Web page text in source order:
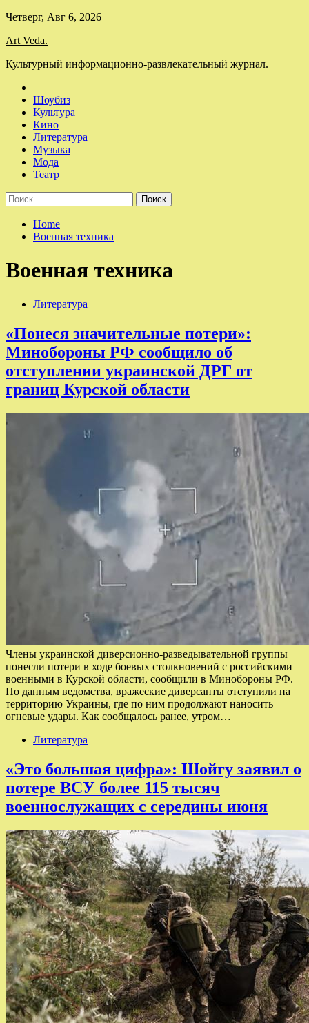
Skip
content
Четверг, Авг 6, 2026
Art Veda.
Культурный информационно-развлекательный журнал.
Шоубиз
Культура
Кино
Литература
Музыка
Мода
Театр
Найти:
Home
Военная техника
Военная техника
Литература
«Понеся значительные потери»:
Минобороны РФ сообщило об
отступлении украинской ДРГ от
границ Курской области
Члены украинской диверсионно-разведывательной группы
понесли потери в ходе боевых столкновений с российскими
военными в Курской области, сообщили в Минобороны РФ.
По данным ведомства, вражеские диверсанты отступили на
территорию Украины, где по ним продолжают наносить
огневые удары. Как сообщалось ранее, утром…
Литература
«Это большая цифра»: Шойгу заявил о
потере ВСУ более 115 тысяч
военнослужащих с середины июня